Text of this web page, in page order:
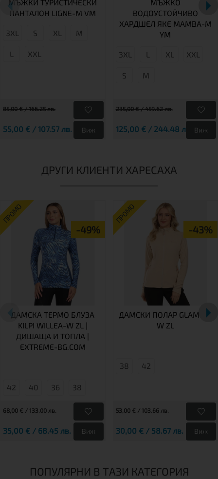
МЪЖКИ ТУРИСТИЧЕСКИ
ПАНТАЛОН LIGNE-M VM
3XL S XL M
L XXL
85,00 € / 166.25 лв.
55,00 € / 107.57 лв. Виж
МЪЖКО
ВОДОУСТОЙЧИВО
ХАРДШЕЛ ЯКЕ MAMBA-M
YM
3XL L XL XXL
S М
235,00 € / 459.62 лв.
125,00 € / 244.48 лв. Виж
ДРУГИ КЛИЕНТИ ХАРЕСАХА
ПРОМО
-49%
ДАМСКА ТЕРМО БЛУЗА
KILPI WILLEA-W ZL |
ДИШАЩА И ТОПЛА |
EXTREME-BG.COM
42 40 36 38
68,00 € / 133.00 лв.
35,00 € / 68.45 лв. Виж
ПРОМО
-43%
ДАМСКИ ПОЛАР GLAMER-
W ZL
38 42
53,00 € / 103.66 лв.
30,00 € / 58.67 лв. Виж
ПОПУЛЯРНИ В ТАЗИ КАТЕГОРИЯ